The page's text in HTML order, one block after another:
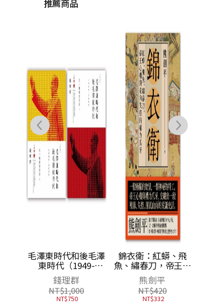
推薦商品
毛澤東時代和後毛澤
東時代（1949-
2009）：另一種歷史
書寫（上、下）
錢理群
NT$1,000
NT$750
錦衣衛：紅蟒、飛
魚、繡春刀，帝王心
機與走向失控的權力
爪牙
熊劍平
NT$420
NT$332